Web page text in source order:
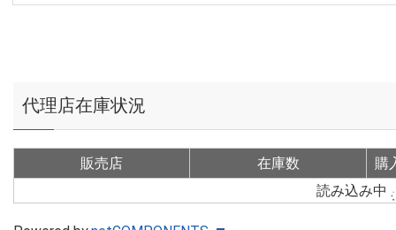
代理店在庫状況
販売店 在庫数
購
読み込み中